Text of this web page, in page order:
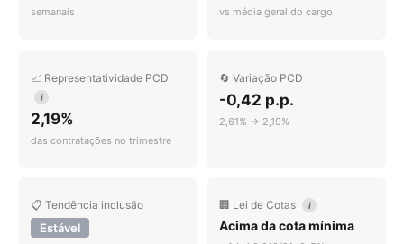
semanais vs média geral do cargo
📈 Representatividade PCD
i
2,19%
das contratações no trimestre
🔄 Variação PCD
-0,42 p.p.
2,61% → 2,19%
📋 Tendência inclusão
Estável
🏢 Lei de Cotas i
Acima da cota mínima